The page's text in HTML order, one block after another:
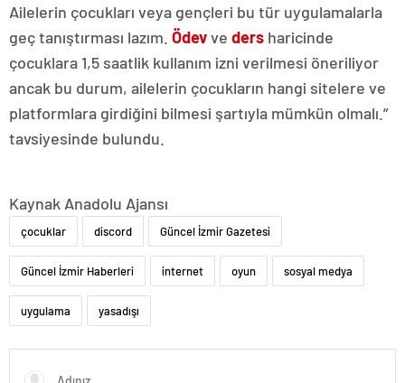
Ailelerin çocukları veya gençleri bu tür uygulamalarla
geç tanıştırması lazım. Ödevve ders haricinde
çocuklara 1,5 saatlik kullanım izni verilmesi öneriliyor
ancak bu durum, ailelerin çocukların hangi sitelere ve
platformlara girdiğini bilmesi şartıyla mümkün olmalı.”
tavsiyesinde bulundu.
Kaynak Anadolu Ajansı
çocuklar discord Güncel İzmir Gazetesi
Güncel İzmir Haberleri internet oyun sosyal medya
uygulama yasadışı